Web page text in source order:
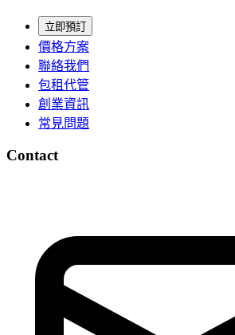
立即預訂
價格方案
聯絡我們
包租代管
創業資訊
常見問題
Contact